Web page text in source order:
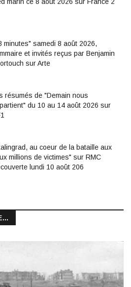
minutes" samedi 8 août 2026,
et invités reçus par Benjamin
sur Arte
résumés de "Demain nous
du 10 au 14 août 2026 sur
au coeur de la bataille aux
millions de victimes" sur RMC
lundi 10 août 206